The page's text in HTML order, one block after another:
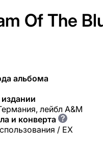
Of The
альбома
лейбл A&M
и конверта ?
/ EX